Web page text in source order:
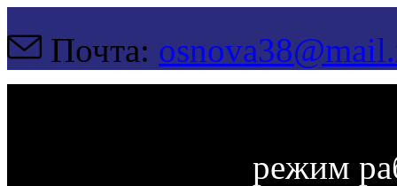
Почта:
режим